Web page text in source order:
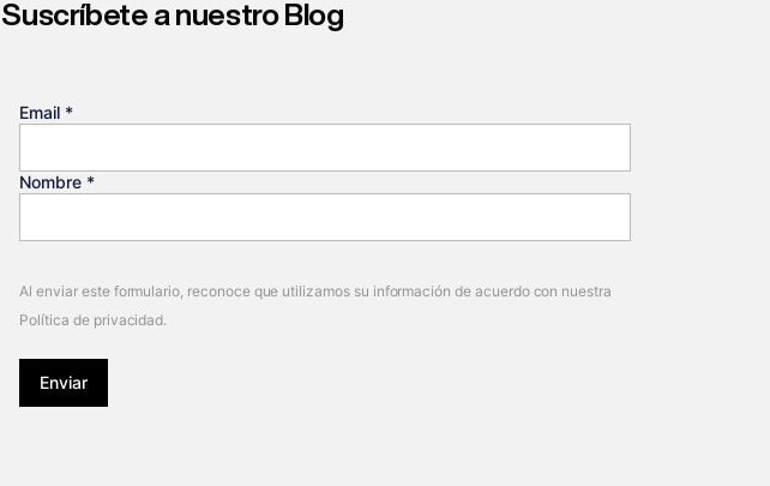
Suscríbete a nuestro Blog
Email *
Nombre *
Al enviar este formulario, reconoce que utilizamos su información de acuerdo con nuestra
Política de privacidad.
Enviar